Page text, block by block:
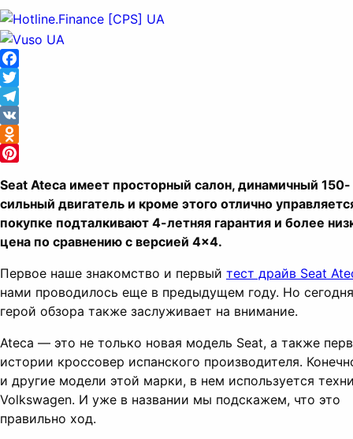
Facebook
Twitter
Telegram
VK
Odnoklassniki
Seat Ateca имеет просторный салон, динамичный 150-
сильный двигатель и кроме этого отлично
покупке подталкивают 4-летняя гарантия и более
цена по сравнению с версией 4×4.
Первое наше знакомство и первый тест драйв Seat
нами проводилось еще в предыдущем году. Но
герой обзора также заслуживает на внимание.
Ateca — это не только новая модель Seat, а также
истории кроссовер испанского производителя.
и другие модели этой марки, в нем используется
Volkswagen. И уже в названии мы подскажем, что это
правильно ход.